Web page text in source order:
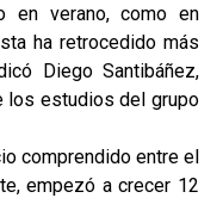
en verano, como en
ha retrocedido más
Diego Santibáñez,
los estudios del grupo
comprendido entre el
empezó a crecer 12